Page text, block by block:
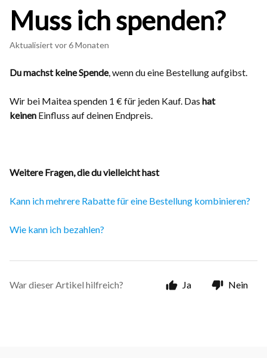
Muss ich spenden?
Aktualisiert vor 6 Monaten
Du machst keine Spende, wenn du eine Bestellung aufgibst.
Wir bei Maitea spenden 1 € für jeden Kauf. Das hat
keinen Einfluss auf deinen Endpreis.
Weitere Fragen, die du vielleicht hast
Kann ich mehrere Rabatte für eine Bestellung kombinieren?
Wie kann ich bezahlen?
War dieser Artikel hilfreich? Ja Nein